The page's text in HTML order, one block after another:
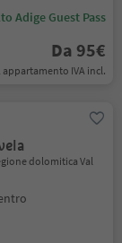
Adige Guest Pass
Da 95€
appartamento IVA incl.
dolomitica Val